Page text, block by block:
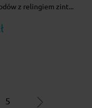
z relingiem zint...
5